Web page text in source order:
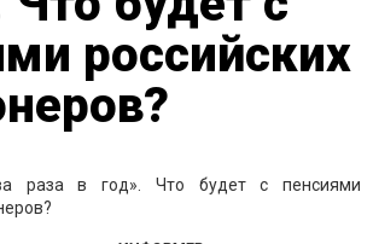
российских